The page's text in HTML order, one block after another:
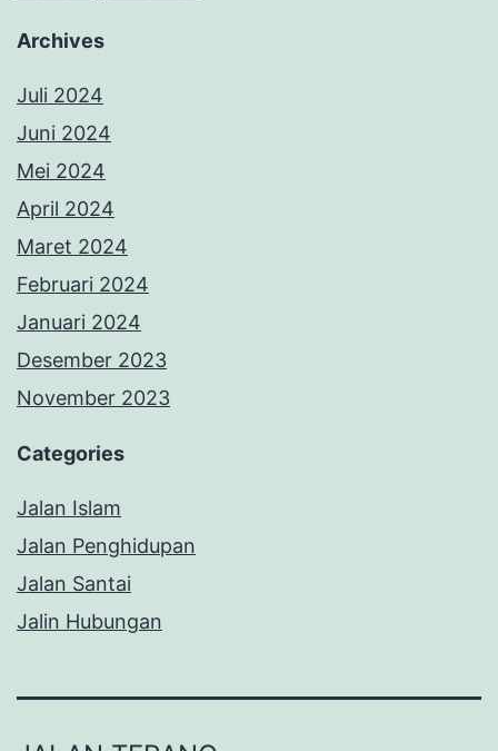
Archives
Juli 2024
Juni 2024
Mei 2024
April 2024
Maret 2024
Februari 2024
Januari 2024
Desember 2023
November 2023
Categories
Jalan Islam
Jalan Penghidupan
Jalan Santai
Jalin Hubungan